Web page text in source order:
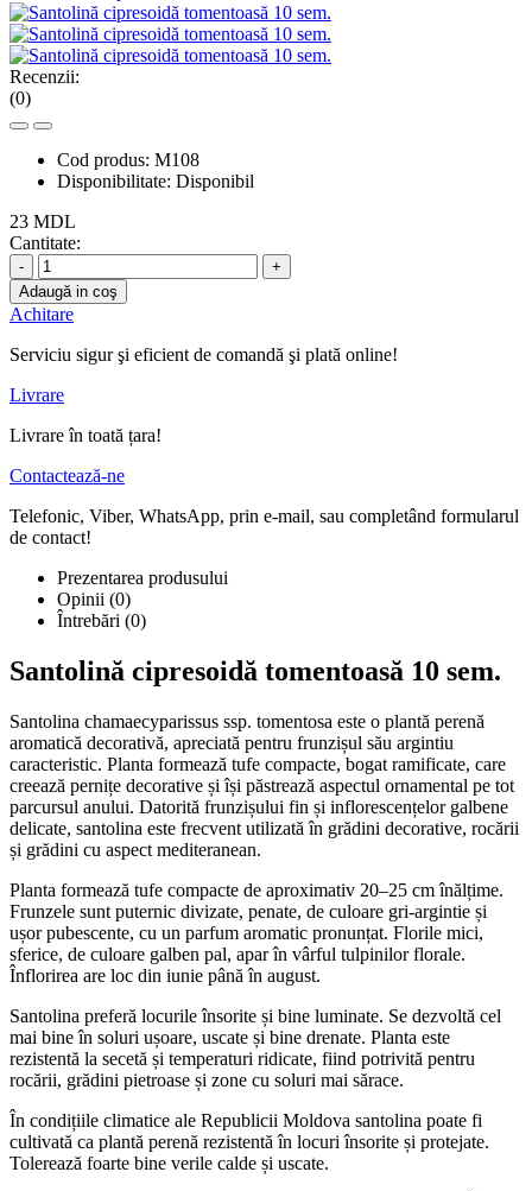
Recenzii:
(0)
Cod produs: M108
Disponibilitate: Disponibil
23 MDL
Cantitate:
-
+
Adaugă in coş
Achitare
Serviciu sigur şi eficient de comandă şi plată online!
Livrare
Livrare în toată țara!
Contactează-ne
Telefonic, Viber, WhatsApp, prin e-mail, sau completând formularul
de contact!
Prezentarea produsului
Opinii (0)
Întrebări (0)
Santolină cipresoidă tomentoasă 10 sem.
Santolina chamaecyparissus ssp. tomentosa este o plantă perenă
aromatică decorativă, apreciată pentru frunzișul său argintiu
caracteristic. Planta formează tufe compacte, bogat ramificate, care
creează pernițe decorative și își păstrează aspectul ornamental pe tot
parcursul anului. Datorită frunzișului fin și inflorescențelor galbene
delicate, santolina este frecvent utilizată în grădini decorative, rocării
și grădini cu aspect mediteranean.
Planta formează tufe compacte de aproximativ 20–25 cm înălțime.
Frunzele sunt puternic divizate, penate, de culoare gri-argintie și
ușor pubescente, cu un parfum aromatic pronunțat. Florile mici,
sferice, de culoare galben pal, apar în vârful tulpinilor florale.
Înflorirea are loc din iunie până în august.
Santolina preferă locurile însorite și bine luminate. Se dezvoltă cel
mai bine în soluri ușoare, uscate și bine drenate. Planta este
rezistentă la secetă și temperaturi ridicate, fiind potrivită pentru
rocării, grădini pietroase și zone cu soluri mai sărace.
În condițiile climatice ale Republicii Moldova santolina poate fi
cultivată ca plantă perenă rezistentă în locuri însorite și protejate.
Tolerează foarte bine verile calde și uscate.